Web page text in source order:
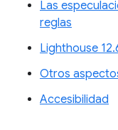
Las
reglas
Lighthouse
Otros
Accesibilidad